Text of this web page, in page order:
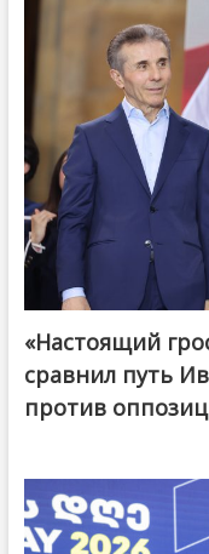
@ქართული ოცნება /
«Настоящий
сравнил путь
против